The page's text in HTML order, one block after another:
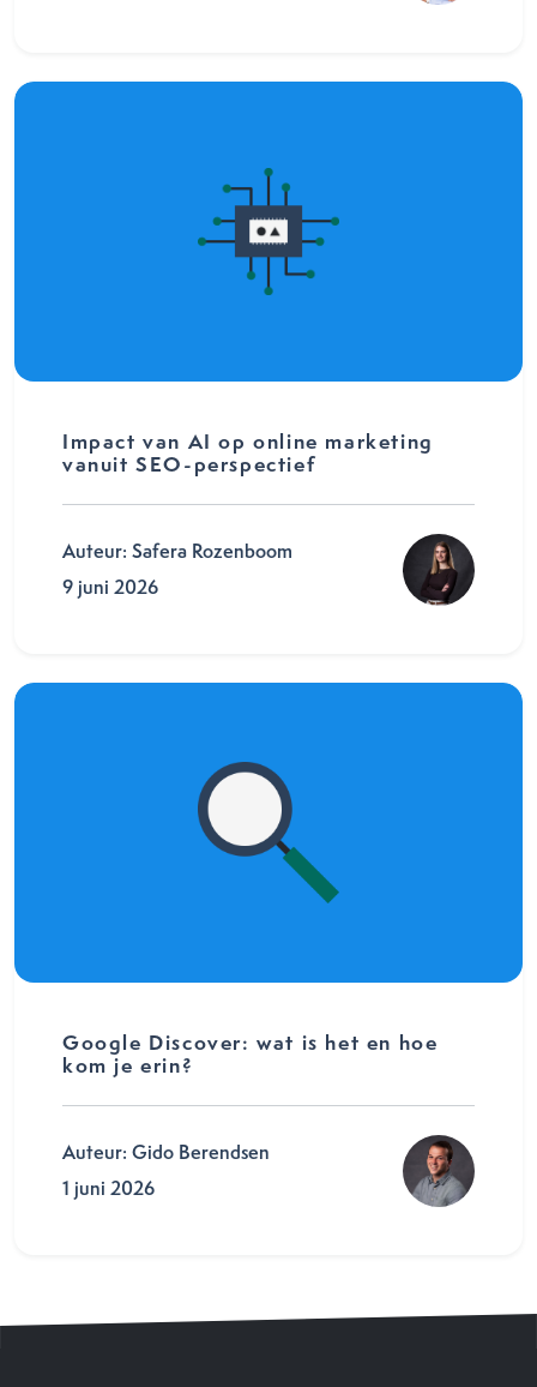
Impact van AI op online marketing
vanuit SEO-perspectief
Auteur: Safera Rozenboom
9 juni 2026
Google Discover: wat is het en hoe
kom je erin?
Auteur: Gido Berendsen
1 juni 2026